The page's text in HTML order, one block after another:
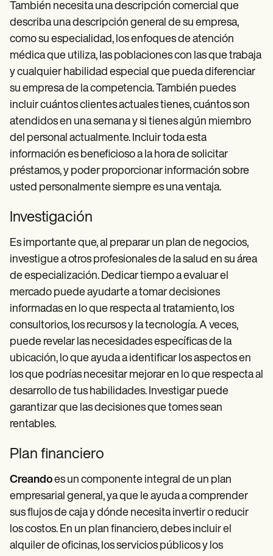
También necesita una descripción comercial que
describa una descripción general de su empresa,
como su especialidad, los enfoques de atención
médica que utiliza, las poblaciones con las que trabaja
y cualquier habilidad especial que pueda diferenciar
su empresa de la competencia. También puedes
incluir cuántos clientes actuales tienes, cuántos son
atendidos en una semana y si tienes algún miembro
del personal actualmente. Incluir toda esta
información es beneficioso a la hora de solicitar
préstamos, y poder proporcionar información sobre
usted personalmente siempre es una ventaja.
Investigación
Es importante que, al preparar un plan de negocios,
investigue a otros profesionales de la salud en su área
de especialización. Dedicar tiempo a evaluar el
mercado puede ayudarte a tomar decisiones
informadas en lo que respecta al tratamiento, los
consultorios, los recursos y la tecnología. A veces,
puede revelar las necesidades específicas de la
ubicación, lo que ayuda a identificar los aspectos en
los que podrías necesitar mejorar en lo que respecta al
desarrollo de tus habilidades. Investigar puede
garantizar que las decisiones que tomes sean
rentables.
Plan financiero
Creandoes un componente integral de un plan
empresarial general, ya que le ayuda a comprender
sus flujos de caja y dónde necesita invertir o reducir
los costos. En un plan financiero, debes incluir el
alquiler de oficinas, los servicios públicos y los